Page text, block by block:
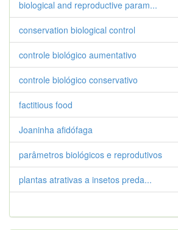
biological and reproductive param...
conservation biological control
controle biológico aumentativo
controle biológico conservativo
factitious food
Joaninha afidófaga
parâmetros biológicos e reprodutivos
plantas atrativas a insetos preda...